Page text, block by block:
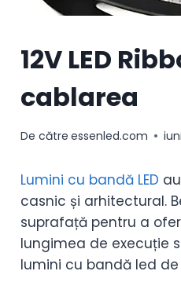
12V LED
cablarea
De către essenled.com
Lumini cu bandă LED
casnic și arhitectural.
suprafață pentru a
lungimea de execuție
lumini cu bandă led de